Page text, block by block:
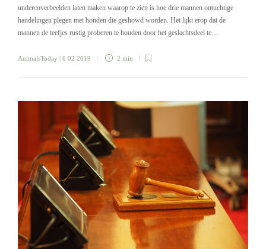
undercoverbeelden laten maken waarop te zien is hoe drie mannen ontuchtige
handelingen plegen met honden die geshowd worden. Het lijkt erop dat de
mannen de teefjes rustig proberen te houden door het geslachtsdeel te…
AnimalsToday | 6 02 2019 2 min